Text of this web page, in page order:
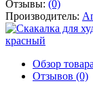
Отзывы: (0)
Производитель:
Обзор товара
Отзывов (0)